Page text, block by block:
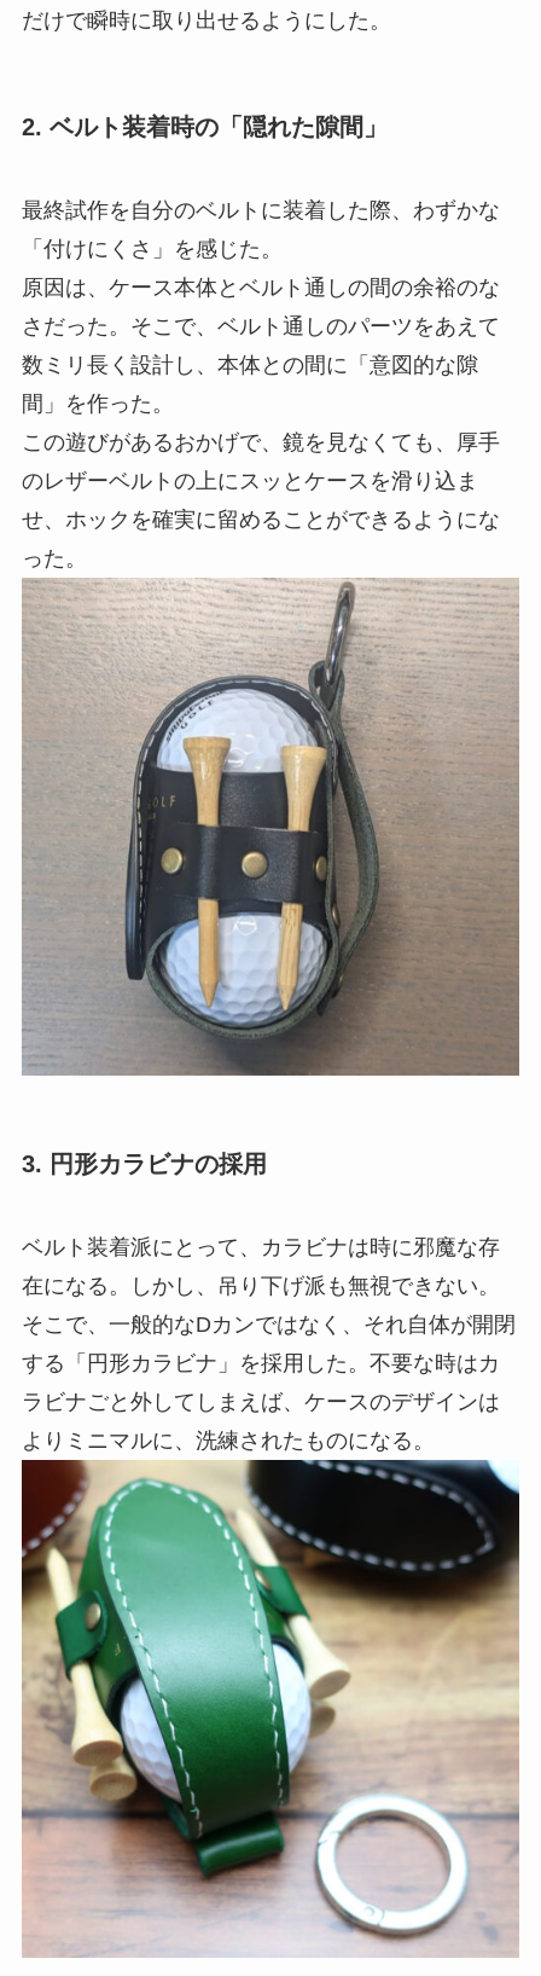
だけで瞬時に取り出せるようにした。
2. ベルト装着時の「隠れた隙間」
最終試作を自分のベルトに装着した際、わずかな
「付けにくさ」を感じた。
原因は、ケース本体とベルト通しの間の余裕のな
さだった。そこで、ベルト通しのパーツをあえて
数ミリ長く設計し、本体との間に「意図的な隙
間」を作った。
この遊びがあるおかげで、鏡を見なくても、厚手
のレザーベルトの上にスッとケースを滑り込ま
せ、ホックを確実に留めることができるようにな
った。
3. 円形カラビナの採用
ベルト装着派にとって、カラビナは時に邪魔な存
在になる。しかし、吊り下げ派も無視できない。
そこで、一般的なDカンではなく、それ自体が開閉
する「円形カラビナ」を採用した。不要な時はカ
ラビナごと外してしまえば、ケースのデザインは
よりミニマルに、洗練されたものになる。